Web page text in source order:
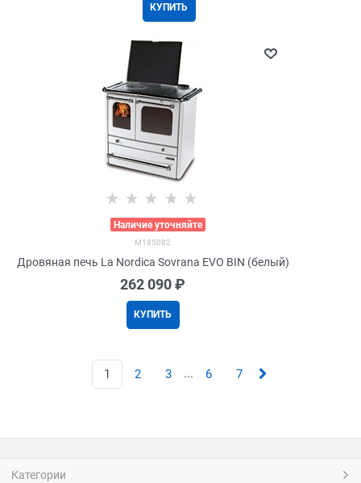
КУПИТЬ
Наличие уточняйте
M185082
Дровяная печь La Nordica Sovrana EVO BIN (белый)
262 090 ₽
КУПИТЬ
1 2 3 ... 6 7
Категории